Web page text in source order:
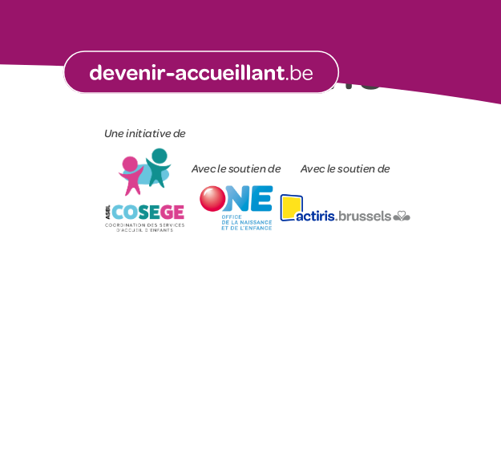
SAE LES PETITS CÂLINS
Une initiative de
Avec le soutien de Avec le soutien de